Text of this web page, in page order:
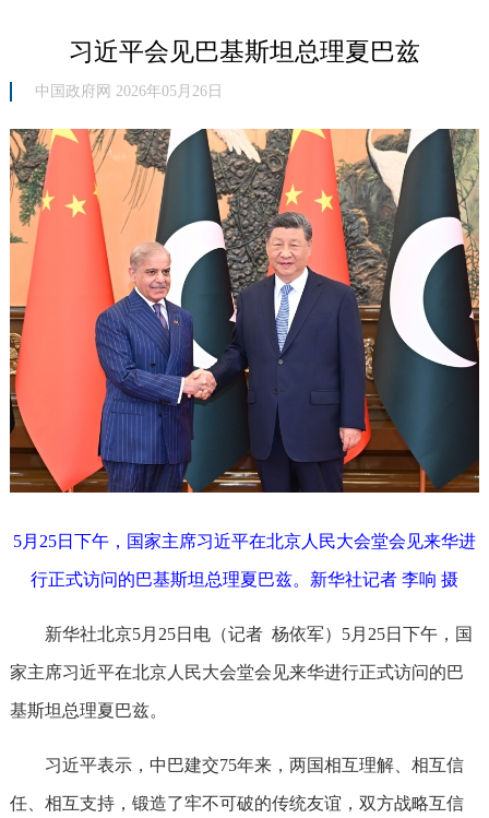
习近平会见巴基斯坦总理夏巴兹
中国政府网 2026年05月26日
5月25日下午，国家主席习近平在北京人民大会堂会见来华进
行正式访问的巴基斯坦总理夏巴兹。新华社记者 李响 摄
新华社北京5月25日电（记者 杨依军）5月25日下午，国
家主席习近平在北京人民大会堂会见来华进行正式访问的巴
基斯坦总理夏巴兹。
习近平表示，中巴建交75年来，两国相互理解、相互信
任、相互支持，锻造了牢不可破的传统友谊，双方战略互信